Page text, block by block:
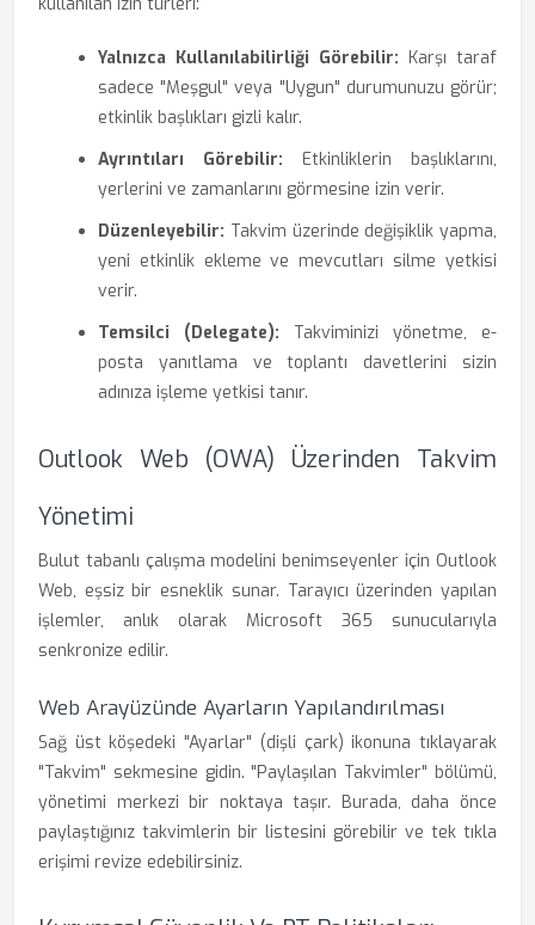
Yalnızca Kullanılabilirliği Görebilir: Karşı taraf
sadece "Meşgul" veya "Uygun" durumunuzu görür;
etkinlik başlıkları gizli kalır.
Ayrıntıları Görebilir: Etkinliklerin başlıklarını,
yerlerini ve zamanlarını görmesine izin verir.
Düzenleyebilir: Takvim üzerinde değişiklik yapma,
yeni etkinlik ekleme ve mevcutları silme yetkisi
verir.
Temsilci (Delegate): Takviminizi yönetme, e-
posta yanıtlama ve toplantı davetlerini sizin
adınıza işleme yetkisi tanır.
Outlook Web (OWA) Üzerinden Takvim
Yönetimi
Bulut tabanlı çalışma modelini benimseyenler için Outlook
Web, eşsiz bir esneklik sunar. Tarayıcı üzerinden yapılan
işlemler, anlık olarak Microsoft 365 sunucularıyla
senkronize edilir.
Web Arayüzünde Ayarların Yapılandırılması
Sağ üst köşedeki "Ayarlar" (dişli çark) ikonuna tıklayarak
"Takvim" sekmesine gidin. "Paylaşılan Takvimler" bölümü,
yönetimi merkezi bir noktaya taşır. Burada, daha önce
paylaştığınız takvimlerin bir listesini görebilir ve tek tıkla
erişimi revize edebilirsiniz.